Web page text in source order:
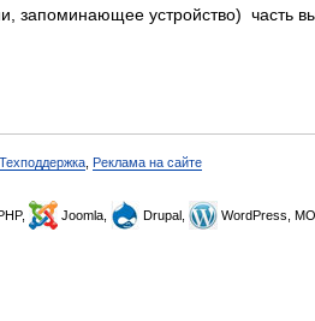
запоминающее устройство) часть
Техподдержка Реклама на сайте
Joomla, Drupal, WordPress,